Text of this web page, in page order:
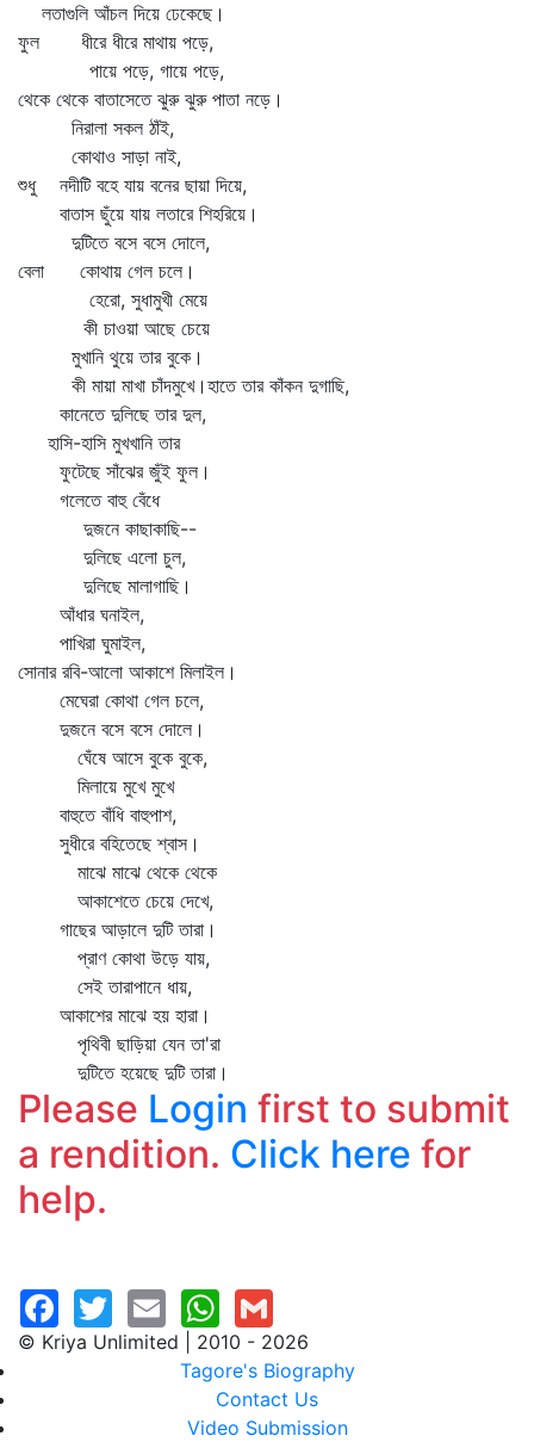
লতাগুলি আঁচল দিয়ে ঢেকেছে।
ফুল ধীরে ধীরে মাথায় পড়ে,
পায়ে পড়ে, গায়ে পড়ে,
থেকে থেকে বাতাসেতে ঝুরু ঝুরু পাতা নড়ে।
নিরালা সকল ঠাঁই,
কোথাও সাড়া নাই,
শুধু নদীটি বহে যায় বনের ছায়া দিয়ে,
বাতাস ছুঁয়ে যায় লতারে শিহরিয়ে।
দুটিতে বসে বসে দোলে,
বেলা কোথায় গেল চলে।
হেরো, সুধামুখী মেয়ে
কী চাওয়া আছে চেয়ে
মুখানি থুয়ে তার বুকে।
কী মায়া মাখা চাঁদমুখে।হাতে তার কাঁকন দুগাছি,
কানেতে দুলিছে তার দুল,
হাসি-হাসি মুখখানি তার
ফুটেছে সাঁঝের জুঁই ফুল।
গলেতে বাহু বেঁধে
দুজনে কাছাকাছি--
দুলিছে এলো চুল,
দুলিছে মালাগাছি।
আঁধার ঘনাইল,
পাখিরা ঘুমাইল,
সোনার রবি-আলো আকাশে মিলাইল।
মেঘেরা কোথা গেল চলে,
দুজনে বসে বসে দোলে।
ঘেঁষে আসে বুকে বুকে,
মিলায়ে মুখে মুখে
বাহুতে বাঁধি বাহুপাশ,
সুধীরে বহিতেছে শ্বাস।
মাঝে মাঝে থেকে থেকে
আকাশেতে চেয়ে দেখে,
গাছের আড়ালে দুটি তারা।
প্রাণ কোথা উড়ে যায়,
সেই তারাপানে ধায়,
আকাশের মাঝে হয় হারা।
পৃথিবী ছাড়িয়া যেন তা'রা
দুটিতে হয়েছে দুটি তারা।
Please Login first to submit
a rendition. Click here for
help.
© Kriya Unlimited | 2010 - 2026
Tagore's Biography
Contact Us
Video Submission